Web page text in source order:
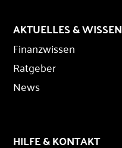
AKTUELLES & WISSEN
Finanzwissen
Ratgeber
News
HILFE & KONTAKT